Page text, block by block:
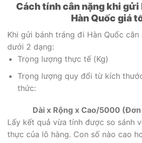
Cách tính cân nặng khi gửi
Hàn Quốc giá
Khi gửi bánh tráng đi Hàn Quốc
dưới 2 dạng:
Trọng lượng thực tế (Kg)
Trọng lượng quy đổi từ kích
thức:
Dài x Rộng x Cao/5000
Lấy kết quả vừa tính được so sánh
thực của lô hàng. Con số nào cao